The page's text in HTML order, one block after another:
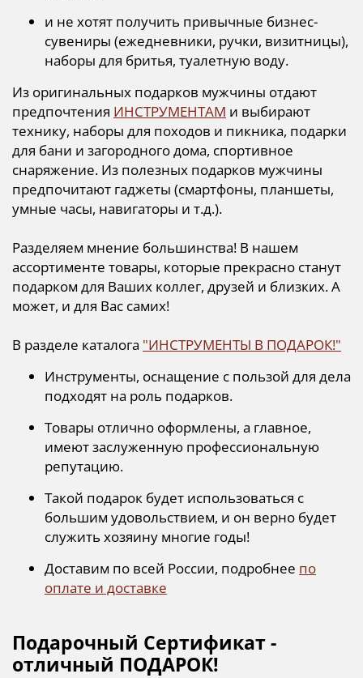
и не хотят получить привычные бизнес-
сувениры (ежедневники, ручки, визитницы),
наборы для бритья, туалетную воду.
Из оригинальных подарков мужчины отдают
предпочтения ИНСТРУМЕНТАМ и выбирают
технику, наборы для походов и пикника, подарки
для бани и загородного дома, спортивное
снаряжение. Из полезных подарков мужчины
предпочитают гаджеты (смартфоны, планшеты,
умные часы, навигаторы и т.д.).
Разделяем мнение большинства! В нашем
ассортименте товары, которые прекрасно станут
подарком для Ваших коллег, друзей и близких. А
может, и для Вас самих!
В разделе каталога "ИНСТРУМЕНТЫ В ПОДАРОК!"
Инструменты, оснащение с пользой для дела
подходят на роль подарков.
Товары отлично оформлены, а главное,
имеют заслуженную профессиональную
репутацию.
Такой подарок будет использоваться с
большим удовольствием, и он верно будет
служить хозяину многие годы!
Доставим по всей России, подробнее по
оплате и доставке
Подарочный Сертификат -
отличный ПОДАРОК!